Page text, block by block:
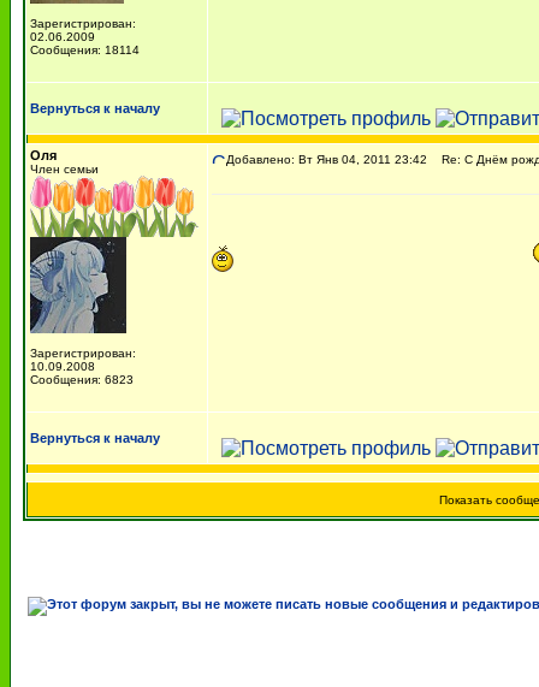
Зарегистрирован:
02.06.2009
Сообщения: 18114
Вернуться к началу
Оля
Член семьи
Зарегистрирован:
10.09.2008
Сообщения: 6823
Добавлено: Вт Янв 04, 2011 23:42 Re: С Днём
Вернуться к началу
Показать